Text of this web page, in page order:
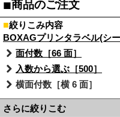
■商品のご注文
■絞りこみ内容
BOXAGプリンタラベル(シ
面付数［66 面］
入数から選ぶ［500］
横面付数［横 6 面］
さらに絞りこむ